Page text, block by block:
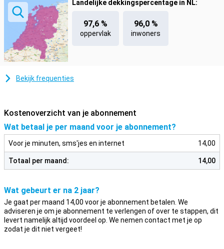
Landelijke dekkingspercentage in NL:
97,6 %
oppervlak
96,0 %
inwoners
Bekijk frequenties
Kostenoverzicht van je abonnement
Wat betaal je per maand voor je abonnement?
Voor je minuten, sms'jes en internet 14,00
Totaal per maand: 14,00
Wat gebeurt er na 2 jaar?
Je gaat per maand 14,00 voor je abonnement betalen. We
adviseren je om je abonnement te verlengen of over te stappen, dit
levert namelijk altijd voordeel op. We nemen contact met je op
zodat je dit niet vergeet!